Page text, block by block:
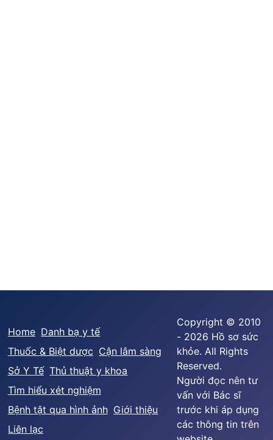
Home Danh bạ y tế
Thuốc & Biệt dược Cận lâm sàng
Sở Y Tế Thủ thuật y khoa
Tìm hiểu xét nghiệm
Bệnh tật qua hình ảnh Giới thiệu
Liên lạc
Copyright © 2010
- 2026 Hồ sơ sức
khỏe. All Rights
Reserved.
Người đọc nên tư
vấn với Bác sĩ
trước khi áp dụng
các thông tin trên